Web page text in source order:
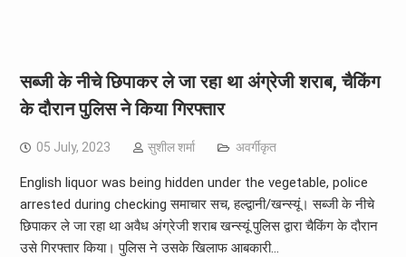
सब्जी के नीचे छिपाकर ले जा रहा था अंग्रेजी शराब, चैकिंग
के दौरान पुलिस ने किया गिरफ्तार
05 July, 2023 सुशील शर्मा अवर्गीकृत
English liquor was being hidden under the vegetable, police
arrested during checking समाचार सच, हल्द्वानी/खन्स्यूं। सब्जी के नीचे
छिपाकर ले जा रहा था अवैध अंग्रेजी शराब खन्स्यूं पुलिस द्वारा चैकिंग के दौरान
उसे गिरफ्तार किया। पुलिस ने उसके खिलाफ आबकारी…